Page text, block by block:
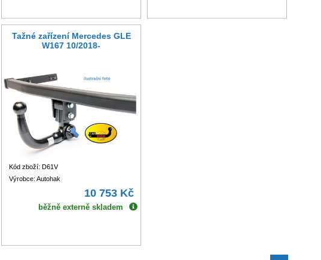
Tažné zařízení Mercedes GLE
W167 10/2018-
Kód zboží: D61V
Výrobce: Autohak
10 753 Kč
běžně externě skladem